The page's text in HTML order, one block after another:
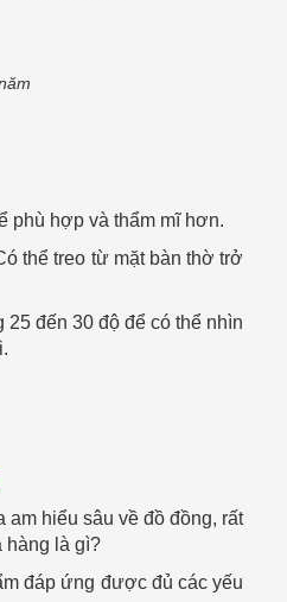
phù hợp và thẩm mĩ hơn.
thể treo từ mặt bàn thờ trở
đến 30 độ để có thể nhìn
hiểu sâu về đồ đồng, rất
hàng là gì?
đáp ứng được đủ các yếu